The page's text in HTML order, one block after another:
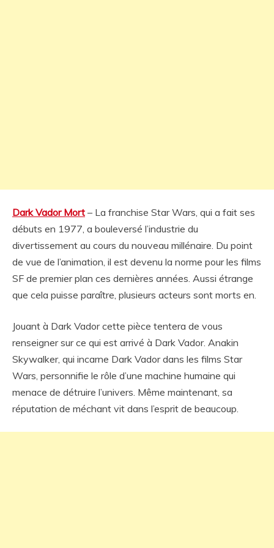
Dark Vador Mort – La franchise Star Wars, qui a fait ses
débuts en 1977, a bouleversé l’industrie du
divertissement au cours du nouveau millénaire. Du point
de vue de l’animation, il est devenu la norme pour les films
SF de premier plan ces dernières années. Aussi étrange
que cela puisse paraître, plusieurs acteurs sont morts en.
Jouant à Dark Vador cette pièce tentera de vous
renseigner sur ce qui est arrivé à Dark Vador. Anakin
Skywalker, qui incarne Dark Vador dans les films Star
Wars, personnifie le rôle d’une machine humaine qui
menace de détruire l’univers. Même maintenant, sa
réputation de méchant vit dans l’esprit de beaucoup.